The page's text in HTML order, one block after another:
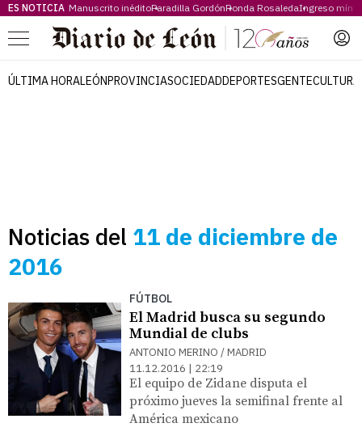
ES NOTICIA Manuscrito inéditoParadilla GordónRonda RosaledaIngreso
Menú
ÚLTIMA HORALEÓNPROVINCIASOCIEDADDEPORTESGENTECULTURA
Noticias del 11 de diciembre de
2016
FÚTBOL
El Madrid busca su segundo
Mundial de clubs
ANTONIO MERINO / MADRID
11.12.2016 | 22:19
El equipo de Zidane disputa el
próximo jueves la semifinal frente al
América mexicano